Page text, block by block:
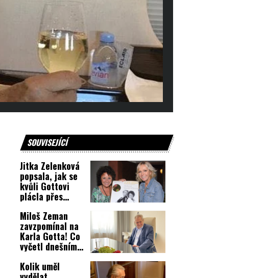
SOUVISEJÍCÍ
Jitka Zelenková
popsala, jak se
kvůli Gottovi
plácla přes
Miloš Zeman
zavzpomínal na
Karla Gotta! Co
vyčetl dnešním
Kolik uměl